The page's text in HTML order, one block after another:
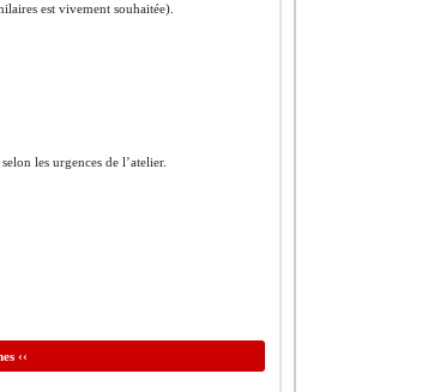
est vivement souhaitée).
les urgences de l’atelier.
‹‹